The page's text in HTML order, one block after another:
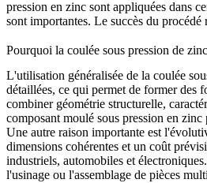
pression en zinc sont appliquées dans
sont importantes. Le succès du
Pourquoi la coulée sous pression de
L'utilisation généralisée de la coulée
détaillées, ce qui permet de former des
combiner géométrie structurelle,
composant moulé sous pression en
Une autre raison importante est
dimensions cohérentes et un coût
industriels, automobiles et
l'usinage ou l'assemblage de pièces